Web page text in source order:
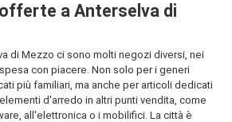
a Anterselva di
di Mezzo ci sono molti negozi diversi, nei
con piacere. Non solo per i generi
più familiari, ma anche per articoli dedicati
d'arredo in altri punti vendita, come
all'elettronica o i mobilifici. La città è